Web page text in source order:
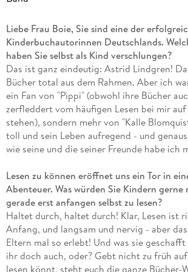
zum Vorlesen und gemeinsamen
Gespräch über Werte und den
Mehr als nur Unterhaltung: Neben
Handlung bietet das Buch Anstöße,
Lebensstil und den Wert von
nachzudenken.
Der Dein SPIEGEL-Bestseller, auch
Alle Bände der Reihe:
Band 2: Zurück in
Band 3: Für immer
Band 4: Am schönsten ist es in
Zusätzlich erschienen ist das Koch-
"Sehnsucht nach Sommerby" mit
und Ausflugstipps in der Schlei-
aus, weil ihr Freund Enes zum
ist. Doch leider antwortet Enes so
Nachrichten. Und dann schickt er seiner
ein Foto von sich mit einem anderen
dass sie alle bei dem Trubel überhaupt
zu suchen ...
Band 4 der Sommerby-Reihe von
Boie ist eine wunderbare
10 Jahren. Ein hyggeliges Abenteuer für
Am schönsten ist es in Sommerby: Ein
der Ostsee
Lieblingsthemen Freundschaft,
wunderbare Abenteuergeschichte
Jahren.
Zum Vor- und Selberlesen: Ein
für gemütliche, gemeinsame
Liebe Frau Boie, Sie sind eine der
Kinderbuchautorinnen Deutschlands.
haben Sie selbst als Kind verschlungen?
Das ist ganz eindeutig: Astrid Lindgren!
Bücher total aus dem Rahmen. Aber ich
ein Fan von "Pippi" (obwohl ihre Bücher
zerfleddert vom häufigen Lesen bei mir auf
stehen), sondern mehr von "Kalle
toll und sein Leben aufregend - und
wie seine und die seiner Freunde habe ich
Lesen zu können eröffnet uns ein Tor in
Abenteuer. Was würden Sie Kindern gerne
gerade erst anfangen selbst zu lesen?
Haltet durch, haltet durch! Klar, Lesen ist
Anfang, und langsam und nervig - aber
Eltern mal so erlebt! Und was sie
ihr doch auch, oder? Gebt nicht zu früh
lesen könnt, steht euch die ganze Bücher-